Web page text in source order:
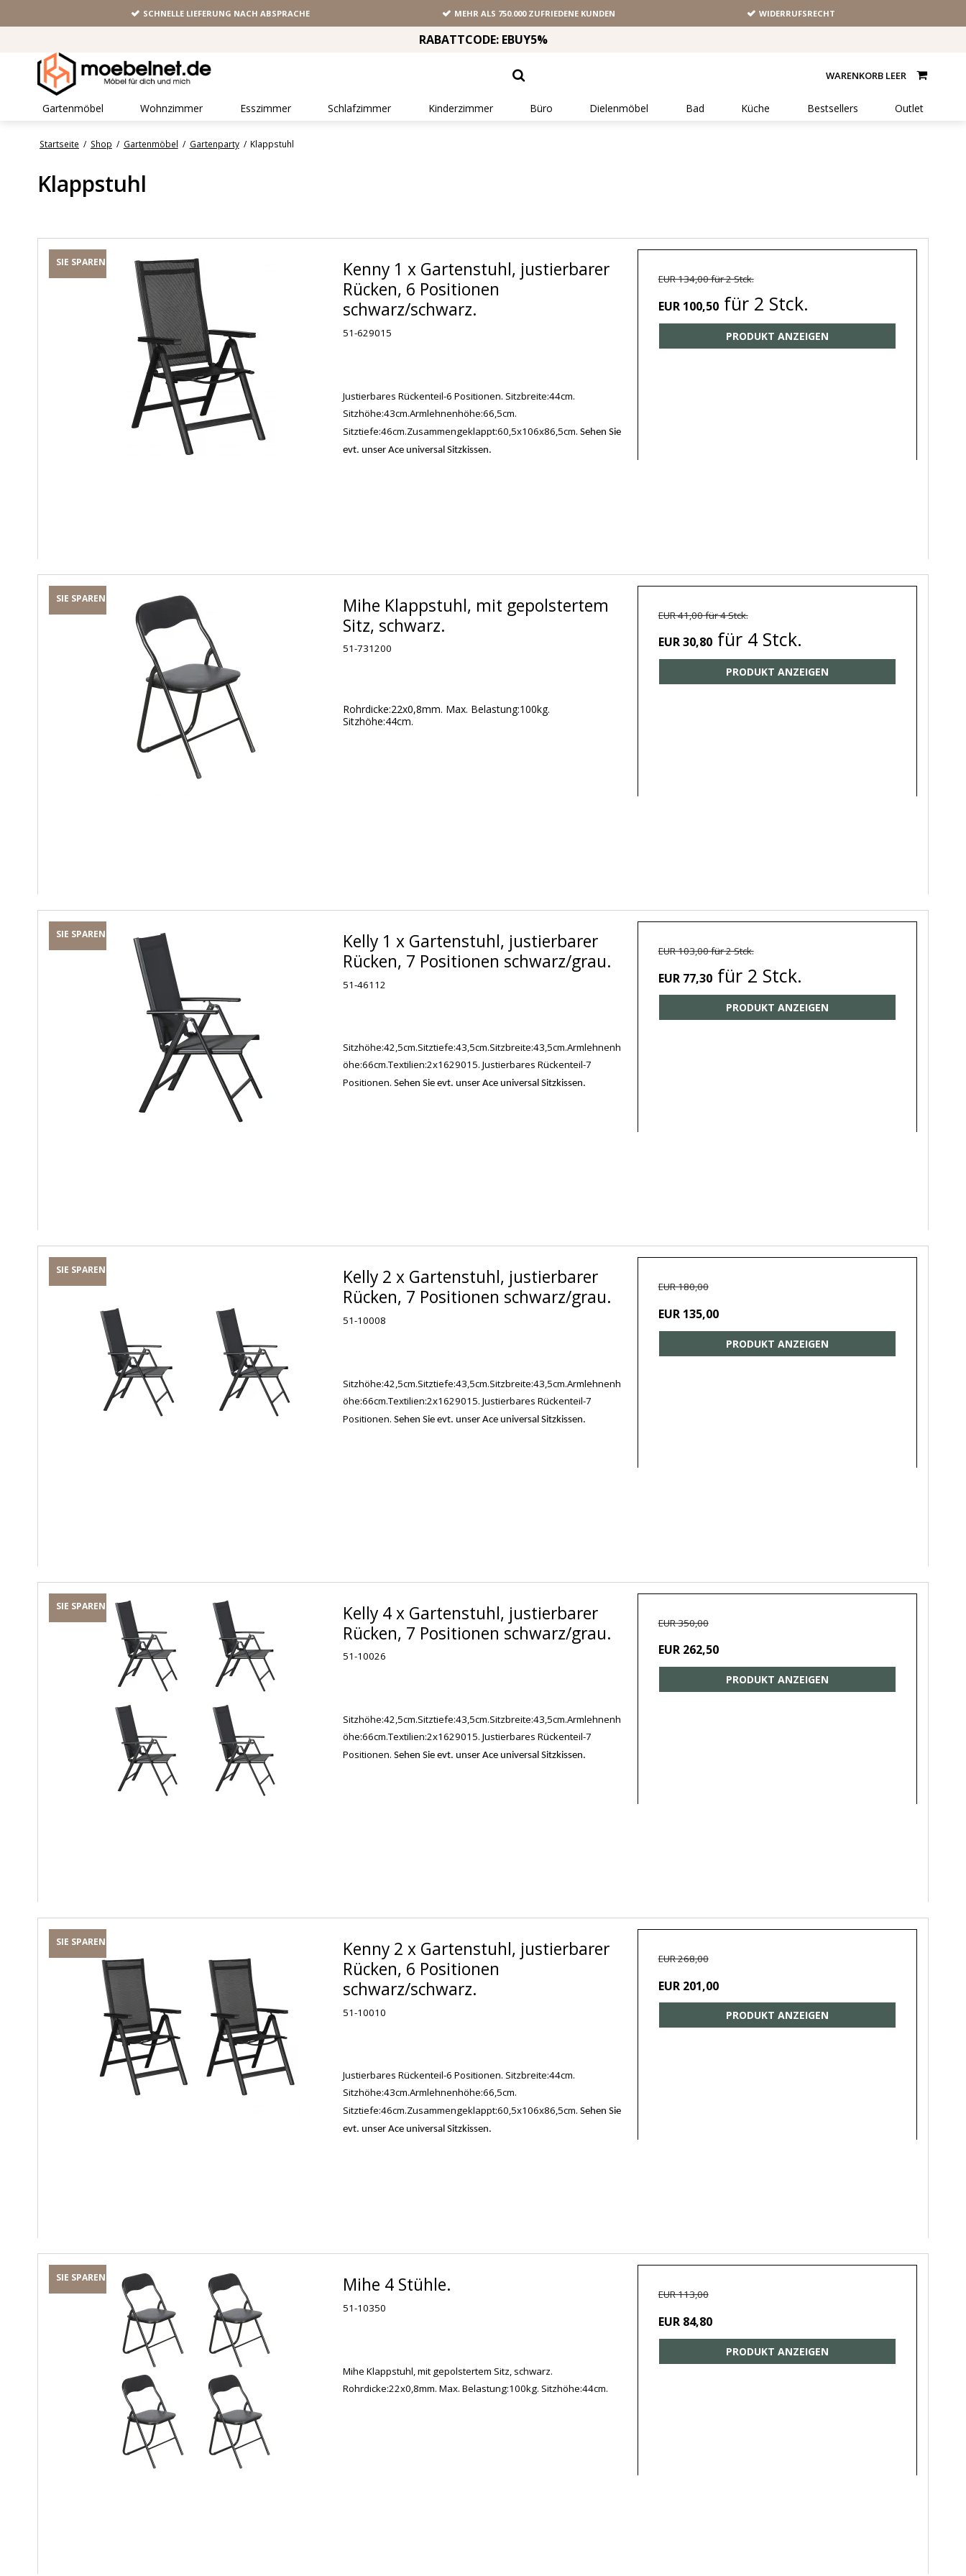
SCHNELLE LIEFERUNG NACH ABSPRACHE MEHR ALS 750.000 ZUFRIEDENE KUNDEN WIDERRUFSRECHT
RABATTCODE: EBUY5%
WARENKORB LEER
Gartenmöbel Wohnzimmer Esszimmer Schlafzimmer Kinderzimmer Büro Dielenmöbel Bad Küche Bestsellers Outlet
Startseite / Shop / Gartenmöbel / Gartenparty / Klappstuhl
Klappstuhl
SIE SPAREN
Kenny 1 x Gartenstuhl, justierbarer
Rücken, 6 Positionen
schwarz/schwarz.
51-629015
Justierbares Rückenteil-6 Positionen. Sitzbreite:44cm.
Sitzhöhe:43cm.Armlehnenhöhe:66,5cm.
Sitztiefe:46cm.Zusammengeklappt:60,5x106x86,5cm.Sehen Sie
evt. unser Ace universal Sitzkissen.
EUR 134,00 für 2 Stck.
EUR 100,50für 2 Stck.
PRODUKT ANZEIGEN
SIE SPAREN
Mihe Klappstuhl, mit gepolstertem
Sitz, schwarz.
51-731200
Rohrdicke:22x0,8mm. Max. Belastung:100kg.
Sitzhöhe:44cm.
EUR 41,00 für 4 Stck.
EUR 30,80für 4 Stck.
PRODUKT ANZEIGEN
SIE SPAREN
Kelly 1 x Gartenstuhl, justierbarer
Rücken, 7 Positionen schwarz/grau.
51-46112
Sitzhöhe:42,5cm.Sitztiefe:43,5cm.Sitzbreite:43,5cm.Armlehnenh
öhe:66cm.Textilien:2x1629015. Justierbares Rückenteil-7
Positionen.Sehen Sie evt. unser Ace universal Sitzkissen.
EUR 103,00 für 2 Stck.
EUR 77,30für 2 Stck.
PRODUKT ANZEIGEN
SIE SPAREN
Kelly 2 x Gartenstuhl, justierbarer
Rücken, 7 Positionen schwarz/grau.
51-10008
Sitzhöhe:42,5cm.Sitztiefe:43,5cm.Sitzbreite:43,5cm.Armlehnenh
öhe:66cm.Textilien:2x1629015. Justierbares Rückenteil-7
Positionen.Sehen Sie evt. unser Ace universal Sitzkissen.
EUR 180,00
EUR 135,00
PRODUKT ANZEIGEN
SIE SPAREN
Kelly 4 x Gartenstuhl, justierbarer
Rücken, 7 Positionen schwarz/grau.
51-10026
Sitzhöhe:42,5cm.Sitztiefe:43,5cm.Sitzbreite:43,5cm.Armlehnenh
öhe:66cm.Textilien:2x1629015. Justierbares Rückenteil-7
Positionen.Sehen Sie evt. unser Ace universal Sitzkissen.
EUR 350,00
EUR 262,50
PRODUKT ANZEIGEN
SIE SPAREN
Kenny 2 x Gartenstuhl, justierbarer
Rücken, 6 Positionen
schwarz/schwarz.
51-10010
Justierbares Rückenteil-6 Positionen. Sitzbreite:44cm.
Sitzhöhe:43cm.Armlehnenhöhe:66,5cm.
Sitztiefe:46cm.Zusammengeklappt:60,5x106x86,5cm.Sehen Sie
evt. unser Ace universal Sitzkissen.
EUR 268,00
EUR 201,00
PRODUKT ANZEIGEN
SIE SPAREN Mihe 4 Stühle.
51-10350
Mihe Klappstuhl, mit gepolstertem Sitz, schwarz.
Rohrdicke:22x0,8mm. Max. Belastung:100kg. Sitzhöhe:44cm.
EUR 113,00
EUR 84,80
PRODUKT ANZEIGEN